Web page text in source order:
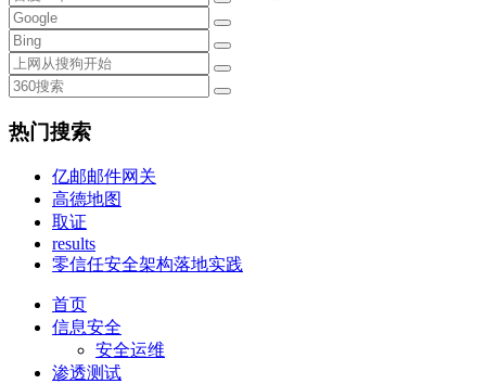
热门搜索
亿邮邮件网关
高德地图
取证
results
零信任安全架构落地实践
首页
信息安全
安全运维
渗透测试